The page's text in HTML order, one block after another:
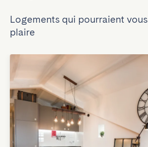
Logements qui pourraient vous
plaire